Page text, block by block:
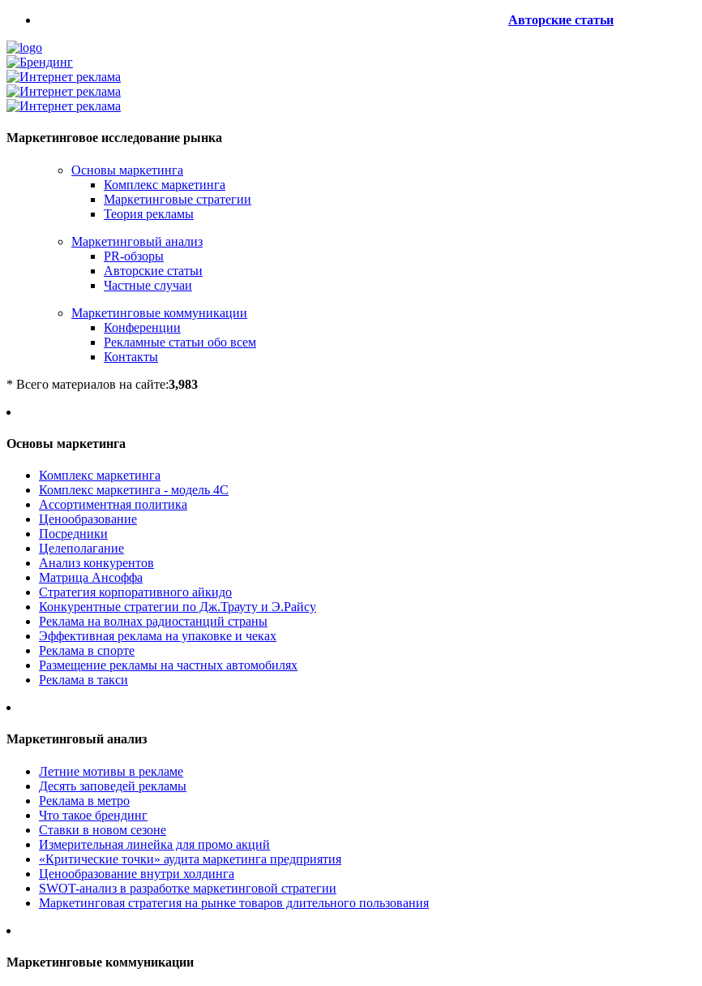
Авторские статьи
Маркетинговое исследование рынка
Основы маркетинга
Комплекс маркетинга
Маркетинговые стратегии
Теория рекламы
Маркетинговый анализ
PR-обзоры
Авторские статьи
Частные случаи
Маркетинговые коммуникации
Конференции
Рекламные статьи обо всем
Контакты
* Всего материалов на сайте:3,983
Основы маркетинга
Комплекс маркетинга
Комплекс маркетинга - модель 4С
Ассортиментная политика
Ценообразование
Посредники
Целеполагание
Анализ конкурентов
Матрица Ансоффа
Стратегия корпоративного айкидо
Конкурентные стратегии по Дж.Трауту и Э.Райсу
Реклама на волнах радиостанций страны
Эффективная реклама на упаковке и чеках
Реклама в спорте
Размещение рекламы на частных автомобилях
Реклама в такси
Маркетинговый анализ
Летние мотивы в рекламе
Десять заповедей рекламы
Реклама в метро
Что такое брендинг
Ставки в новом сезоне
Измерительная линейка для промо акций
«Критические точки» аудита маркетинга предприятия
Ценообразование внутри холдинга
SWOT-анализ в разработке маркетинговой стратегии
Маркетинговая стратегия на рынке товаров длительного пользования
Маркетинговые коммуникации